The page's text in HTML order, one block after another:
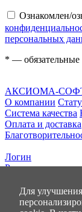
Для
Ознакомлен/
персональных
* — обязательные
АКСИОМА-
О компании
Система качества
Оплата и доставка
Логин
Регистрация
позиций
на сумму0.00 руб